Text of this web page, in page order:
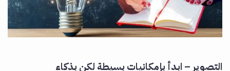
التصوير – ابدأ بإمكانيات بسيطة لكن بذكاء